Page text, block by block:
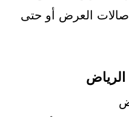
العرض أو حتى
الرياض